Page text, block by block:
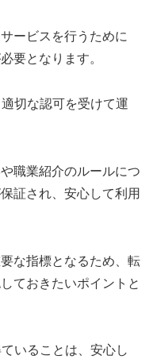
ービスを行うために
要となります。
切な認可を受けて運
職業紹介のルールにつ
証され、安心して利用
な指標となるため、転
ておきたいポイントと
いることは、安心し